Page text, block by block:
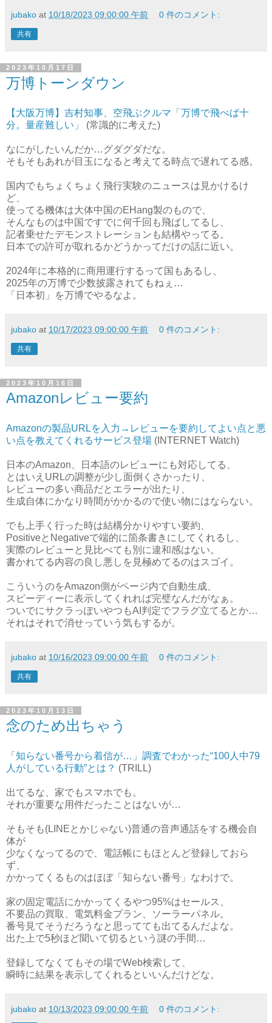
jubako at 10/18/2023 09:00:00 午前 0 件のコメント:
共有
2023年10月17日
万博トーンダウン
【大阪万博】吉村知事、空飛ぶクルマ「万博で飛べば十
分。量産難しい」
(常識的に考えた)
なにがしたいんだか…グダグダだな。
そもそもあれが目玉になると考えてる時点で遅れてる感。
国内でもちょくちょく飛行実験のニュースは見かけるけ
ど、
使ってる機体は大体中国のEHang製のもので、
そんなものは中国ですでに何千回も飛ばしてるし、
記者乗せたデモンストレーションも結構やってる。
日本での許可が取れるかどうかってだけの話に近い。
2024年に本格的に商用運行するって国もあるし、
2025年の万博で少数披露されてもねぇ…
「日本初」を万博でやるなよ。
jubako at 10/17/2023 09:00:00 午前 0 件のコメント:
共有
2023年10月16日
Amazonレビュー要約
Amazonの製品URLを入力→レビューを要約してよい点と悪
い点を教えてくれるサービス登場 (INTERNET Watch)
日本のAmazon、日本語のレビューにも対応してる、
とはいえURLの調整が少し面倒くさかったり、
レビューの多い商品だとエラーが出たり、
生成自体にかなり時間がかかるので使い物にはならない。
でも上手く行った時は結構分かりやすい要約、
PositiveとNegativeで端的に箇条書きにしてくれるし、
実際のレビューと見比べても別に違和感はない。
書かれてる内容の良し悪しを見極めてるのはスゴイ。
こういうのをAmazon側がページ内で自動生成、
スピーディーに表示してくれれば完璧なんだがなぁ。
ついでにサクラっぽいやつもAI判定でフラグ立てるとか…
それはそれで消せっていう気もするが。
jubako at 10/16/2023 09:00:00 午前 0 件のコメント:
共有
2023年10月13日
念のため出ちゃう
「知らない番号から着信が…」調査でわかった“100人中79
人がしている行動”とは？ (TRILL)
出てるな、家でもスマホでも。
それが重要な用件だったことはないが…
そもそも(LINEとかじゃない)普通の音声通話をする機会自
体が
少なくなってるので、電話帳にもほとんど登録しておら
ず、
かかってくるものはほぼ「知らない番号」なわけで。
家の固定電話にかかってくるやつ95%はセールス、
不要品の買取、電気料金プラン、ソーラーパネル。
番号見てそうだろうなと思ってても出てるんだよな。
出た上で5秒ほど聞いて切るという謎の手間…
登録してなくてもその場でWeb検索して、
瞬時に結果を表示してくれるといいんだけどな。
jubako at 10/13/2023 09:00:00 午前 0 件のコメント: